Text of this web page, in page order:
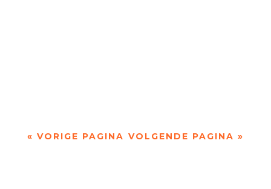
« VORIGE PAGINA VOLGENDE PAGINA »